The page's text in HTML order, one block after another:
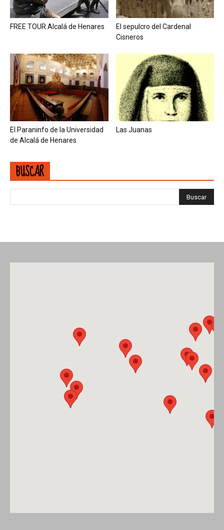
FREE TOUR Alcalá de Henares
El sepulcro del Cardenal
Cisneros
El Paraninfo de la Universidad
de Alcalá de Henares
Las Juanas
BUSCAR